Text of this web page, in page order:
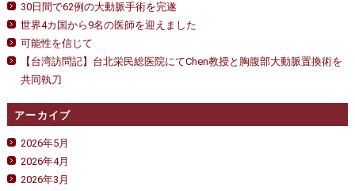
私どもの特色
手術概要
医師募集情報
トピックス一覧
30日間で62例の大動脈手術を完遂
世界4カ国から9名の医師を迎えました
可能性を信じて
【台湾訪問記】台北栄民総医院にてChen教授と胸腹部大動脈置換術を
共同執刀
アーカイブ
2026年5月
2026年4月
2026年3月